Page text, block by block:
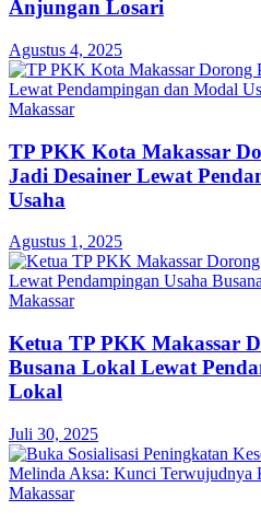
Anjungan Losari
Agustus 4, 2025
Makassar
TP PKK Kota Makassar
Jadi Desainer Lewat
Usaha
Agustus 1, 2025
Makassar
Ketua TP PKK Makassar
Busana Lokal Lewat
Lokal
Juli 30, 2025
Makassar